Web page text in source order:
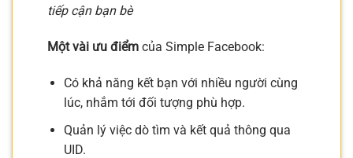
tiếp cận bạn bè
Một vài ưu điểm của Simple Facebook:
Có khả năng kết bạn với nhiều người cùng
lúc, nhắm tới đối tượng phù hợp.
Quản lý việc dò tìm và kết quả thông qua
UID.